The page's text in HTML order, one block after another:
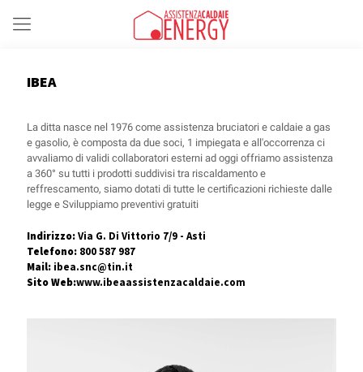
IBEA
La ditta nasce nel 1976 come assistenza bruciatori e caldaie a gas
e gasolio, è composta da due soci, 1 impiegata e all'occorrenza ci
avvaliamo di validi collaboratori esterni ad oggi offriamo assistenza
a 360° su tutti i prodotti suddivisi tra riscaldamento e
reffrescamento, siamo dotati di tutte le certificazioni richieste dalle
legge e Sviluppiamo preventivi gratuiti
Indirizzo:Via G. Di Vittorio 7/9 - Asti
Telefono: 800 587 987
Mail: ibea.snc@tin.it
Sito Web:www.ibeaassistenzacaldaie.com